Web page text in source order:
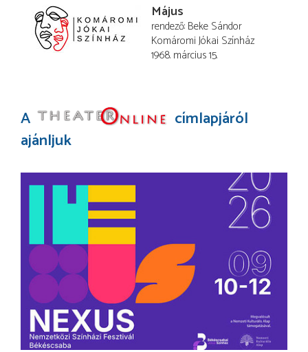
Május
rendező Beke Sándor
Komáromi Jókai Színház
1968. március 15.
A
címlapjáról
ajánljuk